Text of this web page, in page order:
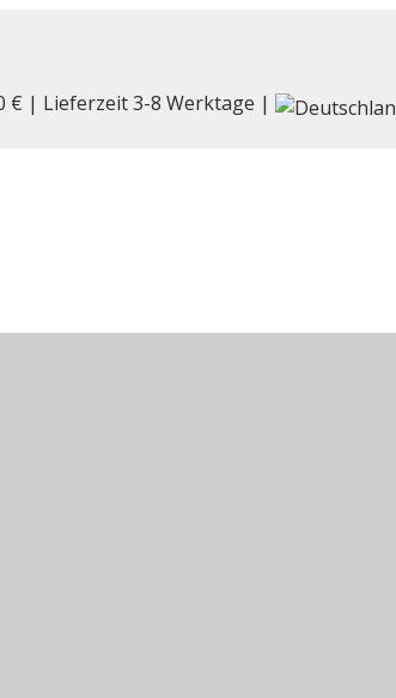
€ | Lieferzeit 3-8 Werktage |